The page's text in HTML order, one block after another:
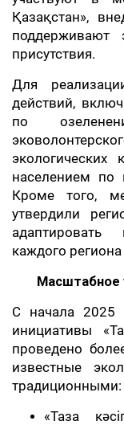
Қазақстан»,
поддерживают
присутствия.
Для
действий,
по
населением по
Кроме того,
утвердили
каждого
Масштабное
С начала 2025
инициативы
проведено
известные
традиционными:
«Таза